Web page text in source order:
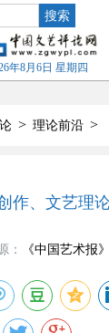
搜索
年8月6日 星期四
> 理论前沿 >
作、文艺理
： 《中国艺术报》